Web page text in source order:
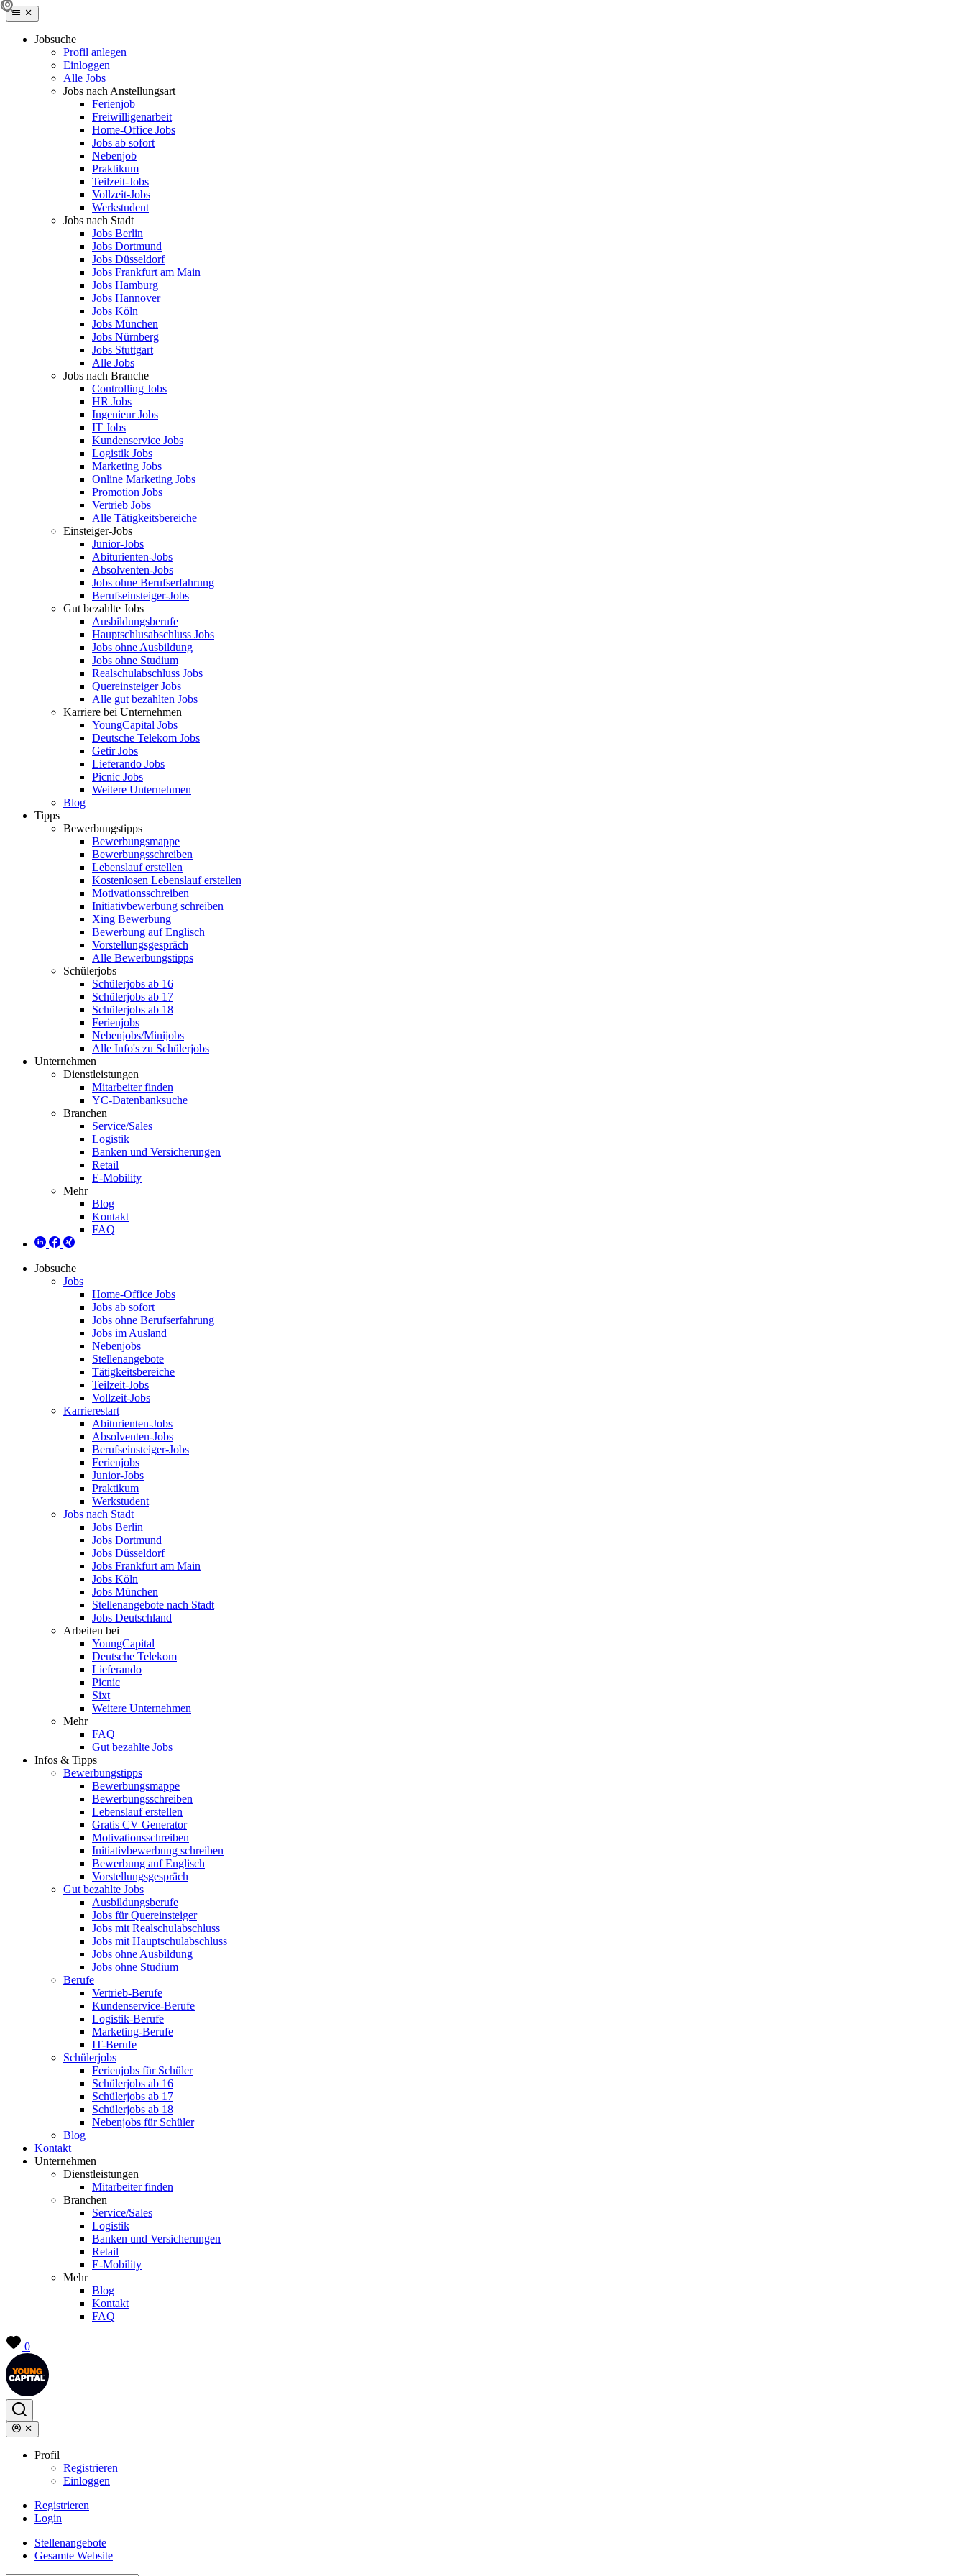
Jobsuche
Profil anlegen
Einloggen
Alle Jobs
Jobs nach Anstellungsart
Ferienjob
Freiwilligenarbeit
Home-Office Jobs
Jobs ab sofort
Nebenjob
Praktikum
Teilzeit-Jobs
Vollzeit-Jobs
Werkstudent
Jobs nach Stadt
Jobs Berlin
Jobs Dortmund
Jobs Düsseldorf
Jobs Frankfurt am Main
Jobs Hamburg
Jobs Hannover
Jobs Köln
Jobs München
Jobs Nürnberg
Jobs Stuttgart
Alle Jobs
Jobs nach Branche
Controlling Jobs
HR Jobs
Ingenieur Jobs
IT Jobs
Kundenservice Jobs
Logistik Jobs
Marketing Jobs
Online Marketing Jobs
Promotion Jobs
Vertrieb Jobs
Alle Tätigkeitsbereiche
Einsteiger-Jobs
Junior-Jobs
Abiturienten-Jobs
Absolventen-Jobs
Jobs ohne Berufserfahrung
Berufseinsteiger-Jobs
Gut bezahlte Jobs
Ausbildungsberufe
Hauptschlusabschluss Jobs
Jobs ohne Ausbildung
Jobs ohne Studium
Realschulabschluss Jobs
Quereinsteiger Jobs
Alle gut bezahlten Jobs
Karriere bei Unternehmen
YoungCapital Jobs
Deutsche Telekom Jobs
Getir Jobs
Lieferando Jobs
Picnic Jobs
Weitere Unternehmen
Blog
Tipps
Bewerbungstipps
Bewerbungsmappe
Bewerbungsschreiben
Lebenslauf erstellen
Kostenlosen Lebenslauf erstellen
Motivationsschreiben
Initiativbewerbung schreiben
Xing Bewerbung
Bewerbung auf Englisch
Vorstellungsgespräch
Alle Bewerbungstipps
Schülerjobs
Schülerjobs ab 16
Schülerjobs ab 17
Schülerjobs ab 18
Ferienjobs
Nebenjobs/Minijobs
Alle Info's zu Schülerjobs
Unternehmen
Dienstleistungen
Mitarbeiter finden
YC-Datenbanksuche
Branchen
Service/Sales
Logistik
Banken und Versicherungen
Retail
E-Mobility
Mehr
Blog
Kontakt
FAQ
Jobsuche
Jobs
Home-Office Jobs
Jobs ab sofort
Jobs ohne Berufserfahrung
Jobs im Ausland
Nebenjobs
Stellenangebote
Tätigkeitsbereiche
Teilzeit-Jobs
Vollzeit-Jobs
Karrierestart
Abiturienten-Jobs
Absolventen-Jobs
Berufseinsteiger-Jobs
Ferienjobs
Junior-Jobs
Praktikum
Werkstudent
Jobs nach Stadt
Jobs Berlin
Jobs Dortmund
Jobs Düsseldorf
Jobs Frankfurt am Main
Jobs Köln
Jobs München
Stellenangebote nach Stadt
Jobs Deutschland
Arbeiten bei
YoungCapital
Deutsche Telekom
Lieferando
Picnic
Sixt
Weitere Unternehmen
Mehr
FAQ
Gut bezahlte Jobs
Infos & Tipps
Bewerbungstipps
Bewerbungsmappe
Bewerbungsschreiben
Lebenslauf erstellen
Gratis CV Generator
Motivationsschreiben
Initiativbewerbung schreiben
Bewerbung auf Englisch
Vorstellungsgespräch
Gut bezahlte Jobs
Ausbildungsberufe
Jobs für Quereinsteiger
Jobs mit Realschulabschluss
Jobs mit Hauptschulabschluss
Jobs ohne Ausbildung
Jobs ohne Studium
Berufe
Vertrieb-Berufe
Kundenservice-Berufe
Logistik-Berufe
Marketing-Berufe
IT-Berufe
Schülerjobs
Ferienjobs für Schüler
Schülerjobs ab 16
Schülerjobs ab 17
Schülerjobs ab 18
Nebenjobs für Schüler
Blog
Kontakt
Unternehmen
Dienstleistungen
Mitarbeiter finden
Branchen
Service/Sales
Logistik
Banken und Versicherungen
Retail
E-Mobility
Mehr
Blog
Kontakt
FAQ
0
Profil
Registrieren
Einloggen
Registrieren
Login
Stellenangebote
Gesamte Website